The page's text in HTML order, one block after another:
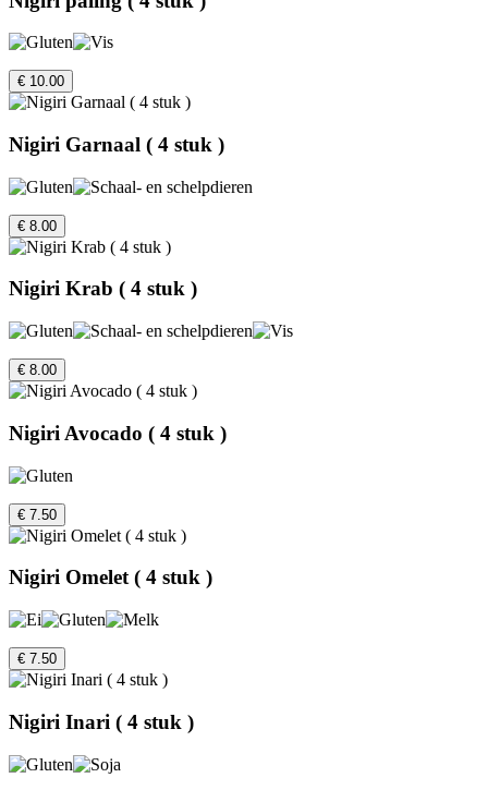
€ 10.00
Nigiri Garnaal ( 4 stuk )
€ 8.00
Nigiri Krab ( 4 stuk )
€ 8.00
Nigiri Avocado ( 4 stuk )
€ 7.50
Nigiri Omelet ( 4 stuk )
€ 7.50
Nigiri Inari ( 4 stuk )